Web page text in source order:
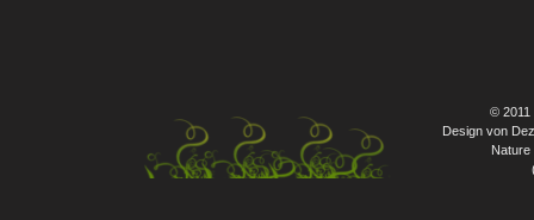
© 2011
Design von
Nature